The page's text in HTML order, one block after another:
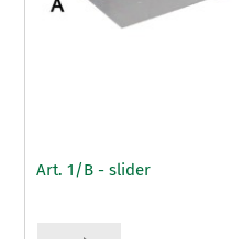
Art. 1/B - slider